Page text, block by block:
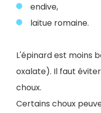
endive,
laitue romaine.
L'épinard est moins
oxalate). Il faut
choux.
Certains choux